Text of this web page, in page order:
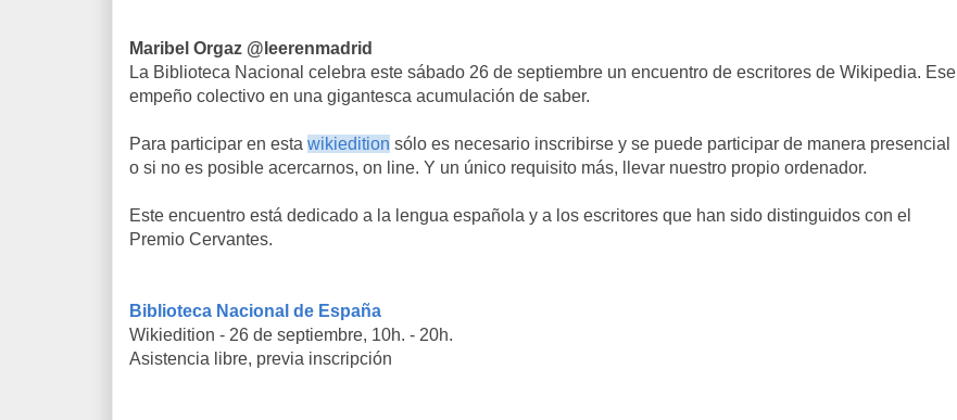
Maribel Orgaz @leerenmadrid
La Biblioteca Nacional celebra este sábado 26 de septiembre un encuentro de escritores de Wikipedia. Ese
empeño colectivo en una gigantesca acumulación de saber.
Para participar en esta wikiedition sólo es necesario inscribirse y se puede participar de manera presencial
o si no es posible acercarnos, on line. Y un único requisito más, llevar nuestro propio ordenador.
Este encuentro está dedicado a la lengua española y a los escritores que han sido distinguidos con el
Premio Cervantes.
Biblioteca Nacional de España
Wikiedition - 26 de septiembre, 10h. - 20h.
Asistencia libre, previa inscripción